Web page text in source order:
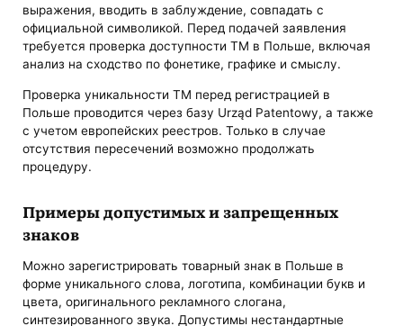
выражения, вводить в заблуждение, совпадать с
официальной символикой. Перед подачей заявления
требуется проверка доступности ТМ в Польше, включая
анализ на сходство по фонетике, графике и смыслу.
Проверка уникальности ТМ перед регистрацией в
Польше проводится через базу Urząd Patentowy, а также
с учетом европейских реестров. Только в случае
отсутствия пересечений возможно продолжать
процедуру.
Примеры допустимых и запрещенных
знаков
Можно зарегистрировать товарный знак в Польше в
форме уникального слова, логотипа, комбинации букв и
цвета, оригинального рекламного слогана,
синтезированного звука. Допустимы нестандартные